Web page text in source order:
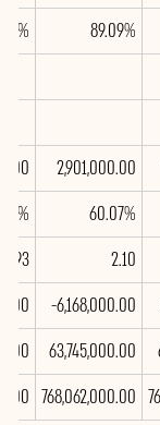
89.09%
2,901,000.00
60.07%
2.10
1.93
-6,168,000.00
63,745,000.00
768,062,000.00